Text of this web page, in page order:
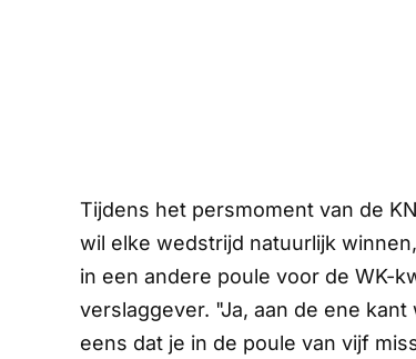
Tijdens het persmoment van de
wil elke wedstrijd natuurlijk
in een andere poule voor de WK-
verslaggever. "Ja, aan de ene
eens dat je in de poule van vijf